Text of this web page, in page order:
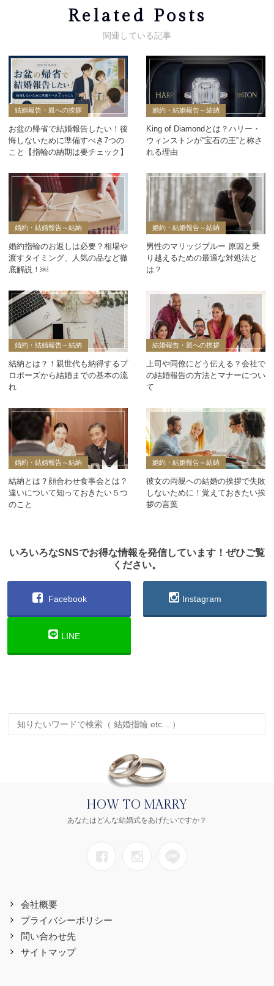
Related Posts
結婚報告・親への挨拶
お盆の帰省で結婚報告したい！後
悔しないために準備すべき7つの
こと【指輪の納期は要チェック】
婚約・結婚報告～結納
King of Diamondとは？ハリー・
ウィンストンが“宝石の王”と称さ
れる理由
婚約・結婚報告～結納
婚約指輪のお返しは必要？相場や
渡すタイミング、人気の品など徹
底解説！￼
婚約・結婚報告～結納
男性のマリッジブルー 原因と乗
り越えるための最適な対処法と
は？
婚約・結婚報告～結納
結納とは？！親世代も納得するプ
ロポーズから結婚までの基本の流
れ
結婚報告・親への挨拶
上司や同僚にどう伝える？会社で
の結婚報告の方法とマナーについ
て
婚約・結婚報告～結納
結納とは？顔合わせ食事会とは？
違いについて知っておきたい５つ
のこと
婚約・結婚報告～結納
彼女の両親への結婚の挨拶で失敗
しないために！覚えておきたい挨
拶の言葉
いろいろなSNSでお得な情報を発信しています！ぜひご覧
ください。
Facebook Instagram
LINE
HOW TO MARRY
あなたはどんな結婚式をあげたいですか？
会社概要
プライバシーポリシー
問い合わせ先
サイトマップ